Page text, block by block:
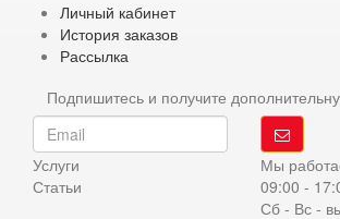
Личный кабинет
История заказов
Рассылка
Подпишитесь и получите
Услуги
Статьи
Мы
09:00 -
Сб - Вс -